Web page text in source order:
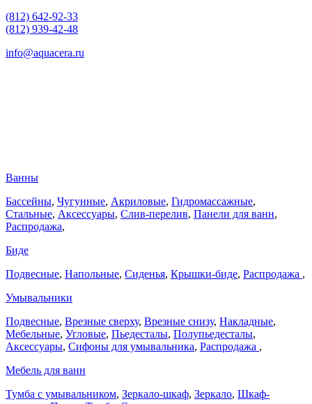
(812) 642-92-33
(812) 939-42-48
info@aquacera.ru
Ванны
Бассейны, Чугунные, Акриловые, Гидромассажные,
Стальные, Аксессуары, Слив-перелив, Панели для ванн,
Распродажа,
Биде
Подвесные, Напольные, Сиденья, Крышки-биде, Распродажа ,
Умывальники
Подвесные, Врезные сверху, Врезные снизу, Накладные,
Мебельные, Угловые, Пьедесталы, Полупьедесталы,
Аксессуары, Сифоны для умывальника, Распродажа ,
Мебель для ванн
Тумба с умывальником, Зеркало-шкаф, Зеркало, Шкаф-